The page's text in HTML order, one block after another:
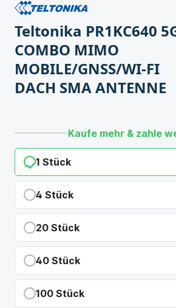
Teltonika PR1KC640
COMBO MIMO
MOBILE/GNSS/WI-FI
DACH SMA ANTENNE
Kaufe mehr & zahle
1 Stück
4 Stück
20 Stück
40 Stück
100 Stück